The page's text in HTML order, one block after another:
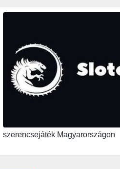
szerencsejáték Magyarországon